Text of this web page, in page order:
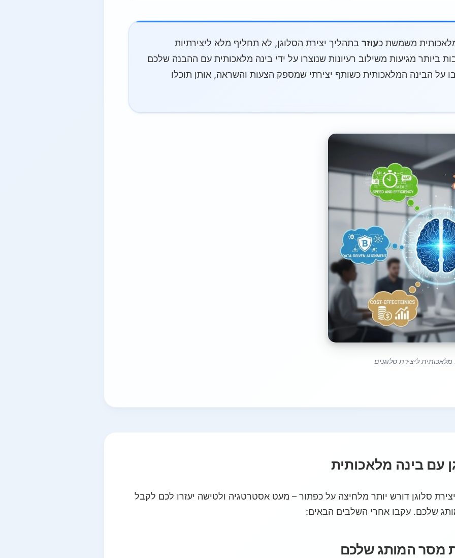
משמשת כעוזר בתהליך יצירת הסלוגן, לא תחליף מלא ליצירתיות
ביותר מגיעות משילוב רעיונות שנוצרו על ידי בינה מלאכותית עם ההבנה שלכם
על הבינה המלאכותית כשותף יצירתי שמספק הצעות והשראה, אותן תוכלו
ליצירת סלוגנים
עם בינה מלאכותית
סלוגן דורש יותר מלחיצה על כפתור – מעט אסטרטגיה ולטישה יעזרו לכם לקבל
שלכם. עקבו אחרי השלבים הבאים:
מסר המותג שלכם